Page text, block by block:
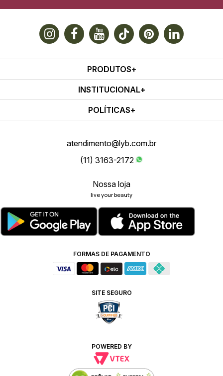
PRODUTOS
INSTITUCIONAL
POLÍTICAS
atendimento@lyb.com.br
(11) 3163-2172
Nossa loja
live your beauty
FORMAS DE PAGAMENTO
SITE SEGURO
POWERED BY